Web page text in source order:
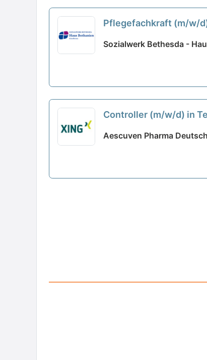
Pflegefachkraft (m/w/
Sozialwerk Bethesda -
Controller (m/w/d) in
Aescuven Pharma